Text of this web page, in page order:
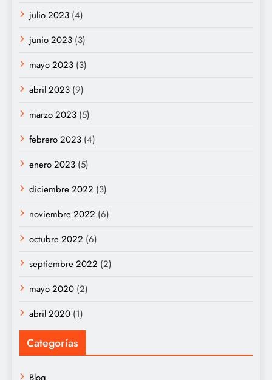
julio 2023 (4)
junio 2023 (3)
mayo 2023 (3)
abril 2023 (9)
marzo 2023 (5)
febrero 2023 (4)
enero 2023 (5)
diciembre 2022 (3)
noviembre 2022 (6)
octubre 2022 (6)
septiembre 2022 (2)
mayo 2020 (2)
abril 2020 (1)
Categorías